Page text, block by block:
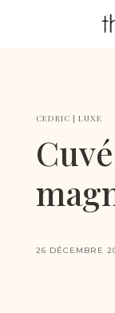
CEDRIC | LUXE
26 DÉCEMBRE